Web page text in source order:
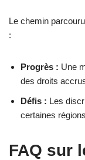
Le chemin
:
Progrès : Une
des droits
Défis : Les
certaines
FAQ sur